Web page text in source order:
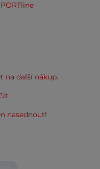
na další nákup.
nasednout!